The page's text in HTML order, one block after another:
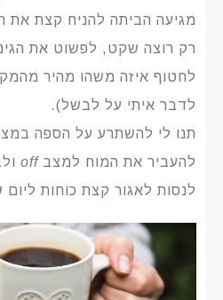
מגיעה הביתה להניח קצת את
רק רוצה שקט, לפשוט את
לחטוף איזה משהו מהיר
לדבר איתי על לבשל).
תנו לי להשתרע על הספה
להעביר את המוח למצבoff
לנסות לאגור קצת כוחות